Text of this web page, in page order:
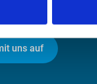
from your use of
uns auf